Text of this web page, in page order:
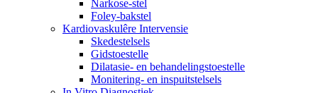
Narkose-stel
Foley-bakstel
Kardiovaskulêre Intervensie
Skedestelsels
Gidstoestelle
Dilatasie- en behandelingstoestelle
Monitering- en inspuitstelsels